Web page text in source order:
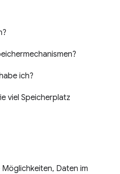
ich?
viel Speicherplatz
Daten im